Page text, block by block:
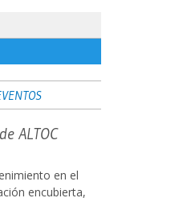
ALTOC
en el
encubierta,